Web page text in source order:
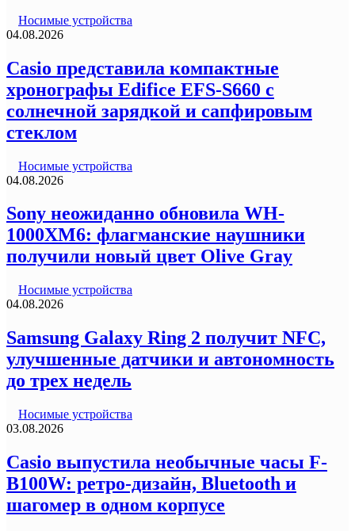
Носимые устройства
04.08.2026
Casio представила компактные
хронографы Edifice EFS-S660 с
солнечной зарядкой и сапфировым
стеклом
Носимые устройства
04.08.2026
Sony неожиданно обновила WH-
1000XM6: флагманские наушники
получили новый цвет Olive Gray
Носимые устройства
04.08.2026
Samsung Galaxy Ring 2 получит NFC,
улучшенные датчики и автономность
до трех недель
Носимые устройства
03.08.2026
Casio выпустила необычные часы F-
B100W: ретро-дизайн, Bluetooth и
шагомер в одном корпусе